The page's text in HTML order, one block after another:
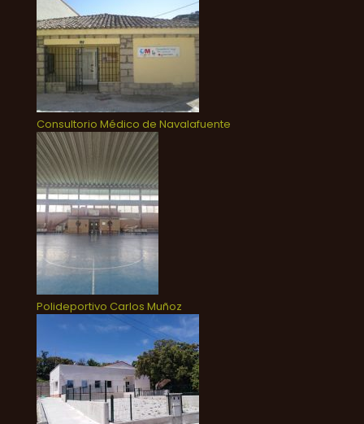
Consultorio Médico de Navalafuente
Polideportivo Carlos Muñoz